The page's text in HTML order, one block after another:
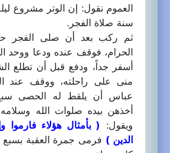
العموم نقول: إن الوتر مشروع
سنة صلاة الفجر.
ثم ركب بعد أن صلى الفجر
الحرام، فوقف عنده ودعا ووحد
أسفر جداً، ودفع قبل أن تطلع
منى على راحلته، ووقف عند
عباس أن يلقط له الحصى
أخذهن بيده صلوات الله
ويقول:
( بأمثال هؤلاء فارموا
الدين ) فرمى جمرة العقبة